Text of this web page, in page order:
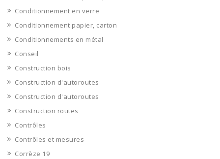
Conditionnement en verre
Conditionnement papier, carton
Conditionnements en métal
Conseil
Construction bois
Construction d'autoroutes
Construction d'autoroutes
Construction routes
Contrôles
Contrôles et mesures
Corrèze 19